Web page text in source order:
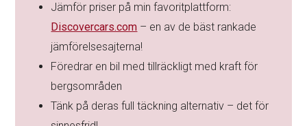
Jämför priser på min favoritplattform:
Discovercars.com – en av de bäst rankade
jämförelsesajterna!
Föredrar en bil med tillräckligt med kraft för
bergsområden
Tänk på deras full täckning alternativ – det för